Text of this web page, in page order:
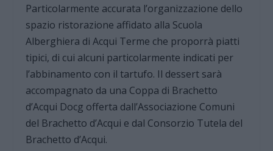
Particolarmente accurata l’organizzazione dello
spazio ristorazione affidato alla Scuola
Alberghiera di Acqui Terme che proporrà piatti
tipici, di cui alcuni particolarmente indicati per
l’abbinamento con il tartufo. Il dessert sarà
accompagnato da una Coppa di Brachetto
d’Acqui Docg offerta dall’Associazione Comuni
del Brachetto d’Acqui e dal Consorzio Tutela del
Brachetto d’Acqui.